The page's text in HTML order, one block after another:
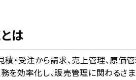
とは
積・受注から請求、売上管理、原価
を効率化し、販売管理に関わるさ